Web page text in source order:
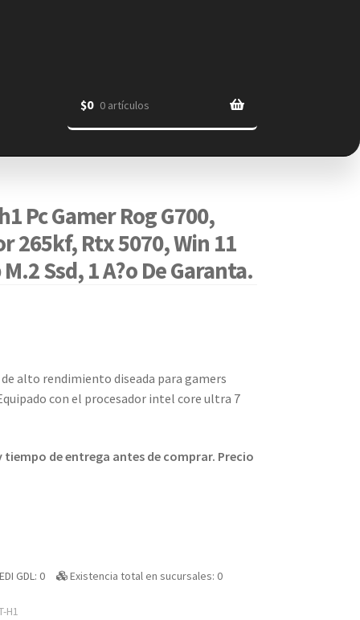
$0 0 artículos
Pc Gamer Rog G700,
265kf, Rtx 5070, Win 11
Ssd, 1 A?o De Garanta.
alto rendimiento diseada para gamers
con el procesador intel core ultra 7
de entrega antes de comprar. Precio
GDL: 0 Existencia total en sucursales: 0
H1